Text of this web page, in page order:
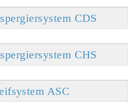
CDS
CHS
ASC